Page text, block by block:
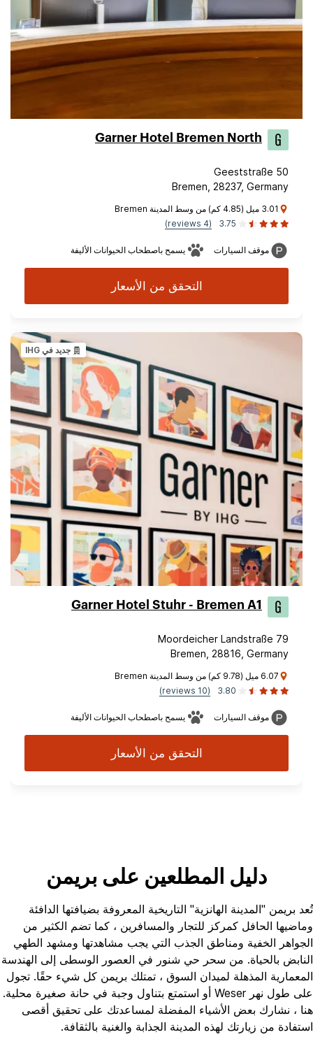
Garner Hotel Bremen North
Geeststraße 50
Bremen, 28237, Germany
3.01 ميل (4.85 كم) من وسط المدينة Bremen
3.75
(4 reviews)
موقف السيارات يسمح باصطحاب الحيوانات الأليفة
التحقق من الأسعار
جديد في IHG
Garner Hotel Stuhr - Bremen A1
Moordeicher Landstraße 79
Bremen, 28816, Germany
6.07 ميل (9.78 كم) من وسط المدينة Bremen
3.80
(10 reviews)
موقف السيارات يسمح باصطحاب الحيوانات الأليفة
التحقق من الأسعار
دليل المطلعين على بريمن
تُعد بريمن "المدينة الهانزية" التاريخية المعروفة بضيافتها الدافئة
وماضيها الحافل كمركز للتجار والمسافرين ، كما تضم الكثير من
الجواهر الخفية ومناطق الجذب التي يجب مشاهدتها ومشهد الطهي
النابض بالحياة. من سحر حي شنور في العصور الوسطى إلى الهندسة
المعمارية المذهلة لميدان السوق ، تمتلك بريمن كل شيء حقًا. تجول
على طول نهر Weser أو استمتع بتناول وجبة في حانة صغيرة محلية.
هنا ، نشارك بعض الأشياء المفضلة لمساعدتك على تحقيق أقصى
استفادة من زيارتك لهذه المدينة الجذابة والغنية بالثقافة.